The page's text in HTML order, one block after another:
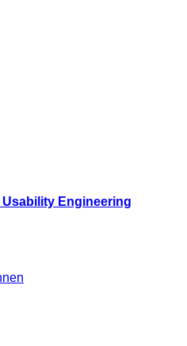
Engineering